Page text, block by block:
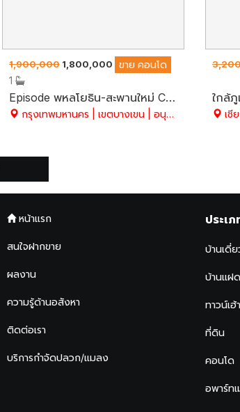
1,900,000 1,800,000 ขาย คอนโด
1
Episode พหลโยธิน-สะพานใหม่ Condo High Rise ติดถนนเทพรักษ์ตัดใหม่ ใกล้รถไฟฟ้าสายสีเขียว ห้องสวย เฟอร์ฯครบ
กรุงเทพมหานคร | เขตบางเขน | อนุสาวรีย์ เชี
หน้าแรก
สนใจฝากขาย
ผลงาน
ความรู้ด้านอสังหา
ติดต่อเรา
บริการกำจัดปลวก/แมลง
ประเ
บ้านเดี่ย
บ้านแฝด
ทาวน์เ
ที่ดิน
คอนโด
อพาร์ท